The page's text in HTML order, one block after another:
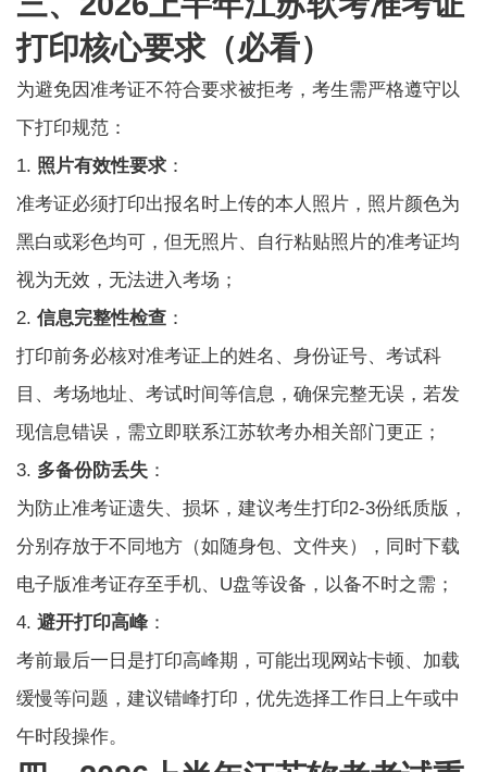
打印核心要求（必看）
为避免因准考证不符合要求被拒考，考生需严格遵守以
下打印规范：
1. 照片有效性要求 ：
准考证必须打印出报名时上传的本人照片，照片颜色为
黑白或彩色均可，但无照片、自行粘贴照片的准考证均
视为无效，无法进入考场；
2.信息完整性检查 ：
打印前务必核对准考证上的姓名、身份证号、考试科
目、考场地址、考试时间等信息，确保完整无误，若发
现信息错误，需立即联系江苏软考办相关部门更正；
3. 多备份防丢失 ：
为防止准考证遗失、损坏，建议考生打印2-3份纸质版，
分别存放于不同地方（如随身包、文件夹），同时下载
电子版准考证存至手机、U盘等设备，以备不时之需；
4.避开打印高峰：
考前最后一日是打印高峰期，可能出现网站卡顿、加载
缓慢等问题，建议错峰打印，优先选择工作日上午或中
午时段操作。